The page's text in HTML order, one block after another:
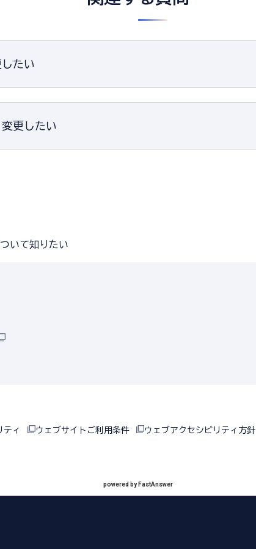
たい
更したい
いて知りたい
ティ ウェブサイトご利用条件 ウェブアクセシビリティ方針
powered by FastAnswer